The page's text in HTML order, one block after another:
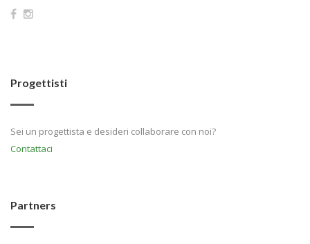
Progettisti
Sei un progettista e desideri collaborare con noi?
Contattaci
Partners